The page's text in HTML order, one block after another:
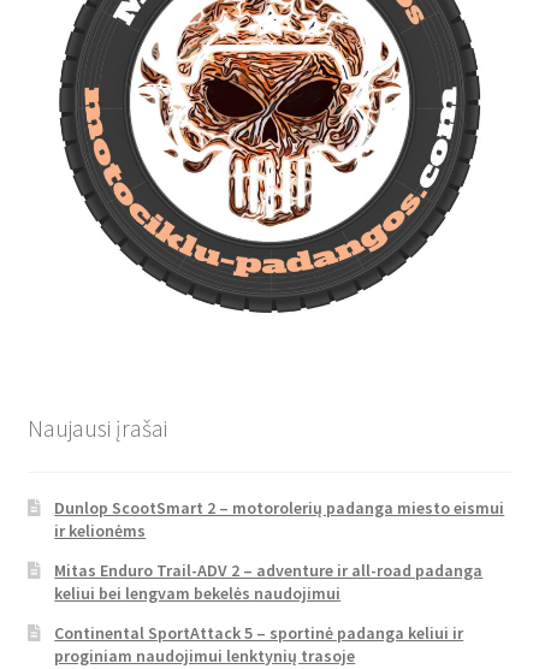
Naujausi įrašai
Dunlop ScootSmart 2 – motorolerių padanga miesto eismui
ir kelionėms
Mitas Enduro Trail-ADV 2 – adventure ir all-road padanga
keliui bei lengvam bekelės naudojimui
Continental SportAttack 5 – sportinė padanga keliui ir
proginiam naudojimui lenktynių trasoje